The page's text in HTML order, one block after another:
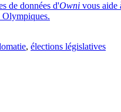
de données d'Owni vous aide
Olympiques.
, élections législatives